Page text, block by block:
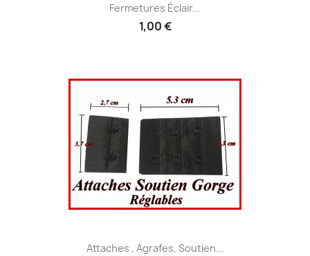
Fermetures Éclair...
1,00 €
Attaches , Agrafes, Soutien...